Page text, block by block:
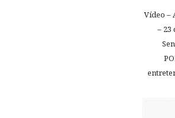
Vídeo –
– 23